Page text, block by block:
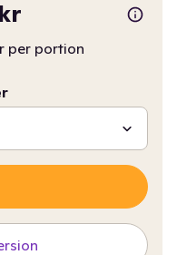
per portion